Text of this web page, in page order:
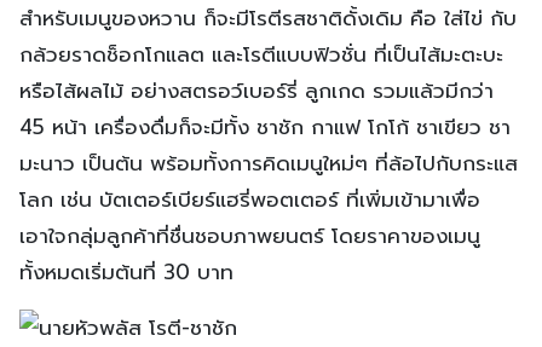
สำหรับเมนูของหวาน ก็จะมีโรตีรสชาติดั้งเดิม คือ ใส่ไข่ กับ
กล้วยราดช็อกโกแลต และโรตีแบบฟิวชั่น ที่เป็นไส้มะตะบะ
หรือไส้ผลไม้ อย่างสตรอว์เบอร์รี่ ลูกเกด รวมแล้วมีกว่า
45 หน้า เครื่องดื่มก็จะมีทั้ง ชาชัก กาแฟ โกโก้ ชาเขียว ชา
มะนาว เป็นต้น พร้อมทั้งการคิดเมนูใหม่ๆ ที่ล้อไปกับกระแส
โลก เช่น บัตเตอร์เบียร์แฮรี่พอตเตอร์ ที่เพิ่มเข้ามาเพื่อ
เอาใจกลุ่มลูกค้าที่ชื่นชอบภาพยนตร์ โดยราคาของเมนู
ทั้งหมดเริ่มต้นที่ 30 บาท